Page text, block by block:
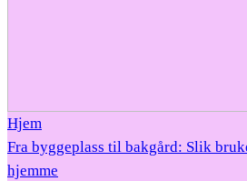
Hjem
Fra byggeplass til bakgård: Slik
hjemme